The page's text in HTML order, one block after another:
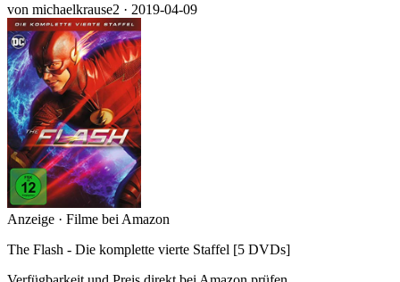
von michaelkrause2 · 2019-04-09
Anzeige · Filme bei Amazon
The Flash - Die komplette vierte Staffel [5 DVDs]